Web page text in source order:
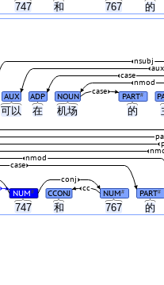
747 和 767 的
可以 在 机场 的
747 和 767 的
AUX ADP NOUN PART#
case
nmod
case
aux
nsubj
NUM# CCONJ NUM# PART#
cc
conj
case
nmod